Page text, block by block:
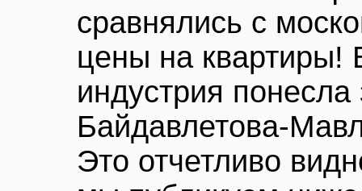
сравнялись с
цены на квартиры!
индустрия
Байдавлетова-
Это отчетливо